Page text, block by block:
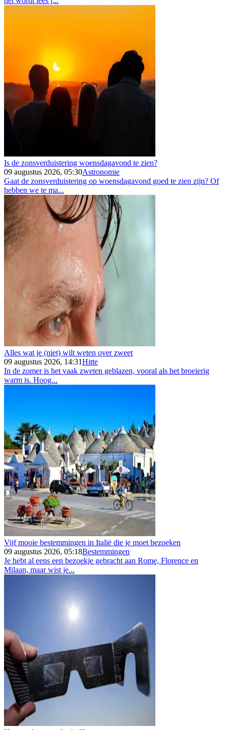
Is de zonsverduistering woensdagavond te zien?
09 augustus 2026, 05:30Astronomie
Gaat de zonsverduistering op woensdagavond goed te zien zijn? Of
hebben we te ma...
Alles wat je (niet) wilt weten over zweet
09 augustus 2026, 14:31Hitte
In de zomer is het vaak zweten geblazen, vooral als het broeierig
warm is. Hoog...
Vijf mooie bestemmingen in Italië die je moet bezoeken
09 augustus 2026, 05:18Bestemmingen
Je hebt al eens een bezoekje gebracht aan Rome, Florence en
Milaan, maar wist je...